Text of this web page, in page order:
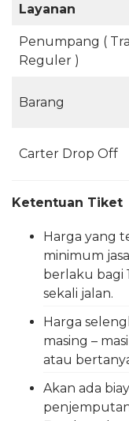
Layanan
Penumpang (
Reguler )
Barang
Carter Drop Off
Ketentuan Tiket
Harga yang
minimum
berlaku bagi
sekali jalan.
Harga
masing –
atau
Akan ada